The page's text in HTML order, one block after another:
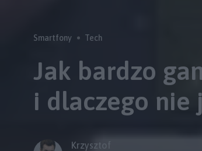
Smartfony Tech
Jak bardzo
i dlaczego nie
Krzysztof